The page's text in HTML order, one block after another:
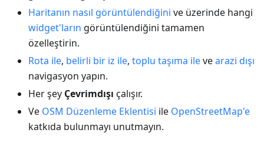
Haritanın nasıl görüntülendiğini ve üzerinde hangi
widget'ların görüntülendiğini tamamen
özelleştirin.
Rota ile, belirli bir iz ile, toplu taşıma ilevearazi dışı
navigasyon yapın.
Her şey Çevrimdışı çalışır.
Ve OSM Düzenleme Eklentisi ile OpenStreetMap'e
katkıda bulunmayı unutmayın.